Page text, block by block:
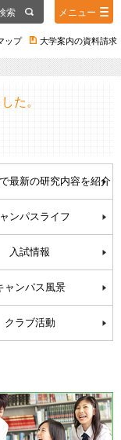
ップ 大学案内の資料請求
索 メニュー
た。
最新の研究内容を紹介
ンパスライフ
入試情報
ャンパス風景
クラブ活動